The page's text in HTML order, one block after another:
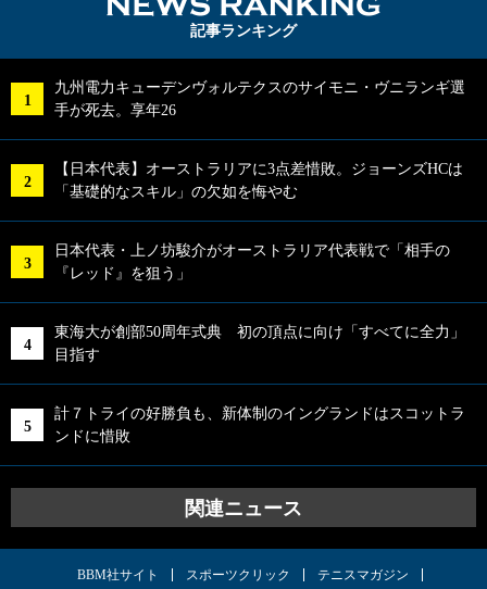
記事ランキング
九州電力キューデンヴォルテクスのサイモニ・ヴニランギ選
手が死去。享年26
【日本代表】オーストラリアに3点差惜敗。ジョーンズHCは
「基礎的なスキル」の欠如を悔やむ
日本代表・上ノ坊駿介がオーストラリア代表戦で「相手の
『レッド』を狙う」
東海大が創部50周年式典 初の頂点に向け「すべてに全力」
目指す
計７トライの好勝負も、新体制のイングランドはスコットラ
ンドに惜敗
関連ニュース
BBM社サイト スポーツクリック テニスマガジン